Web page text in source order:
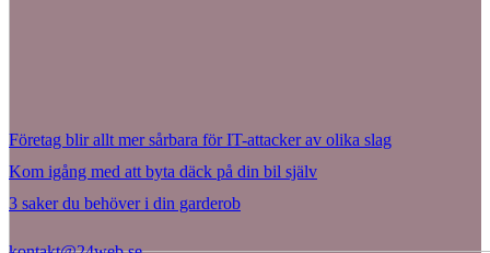
Företag blir allt mer sårbara för IT-attacker av olika slag
Kom igång med att byta däck på din bil själv
3 saker du behöver i din garderob